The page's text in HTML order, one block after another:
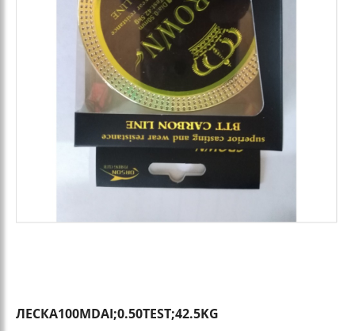
ЛЕСКА100MDAI;0.50TEST;42.5KG